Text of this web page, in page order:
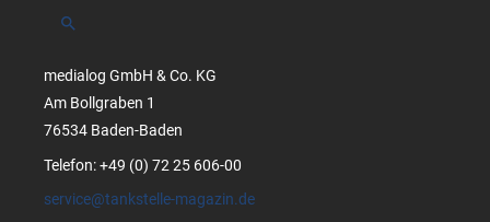
Suchen
medialog GmbH & Co. KG
Am Bollgraben 1
76534 Baden-Baden
Telefon: +49 (0) 72 25 606-00
service@tankstelle-magazin.de